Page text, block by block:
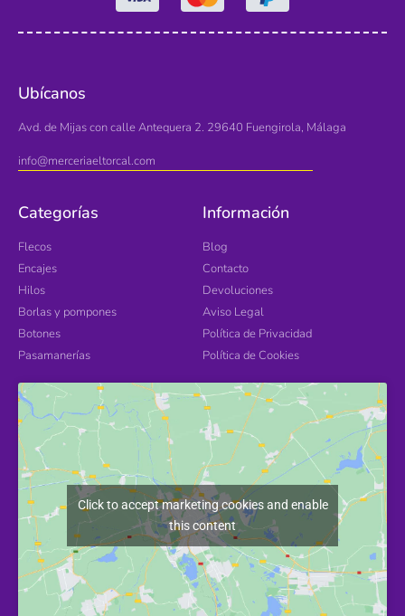
Ubícanos
Avd. de Mijas con calle Antequera 2. 29640 Fuengirola, Málaga
info@merceriaeltorcal.com
Categorías
Flecos
Encajes
Hilos
Borlas y pompones
Botones
Pasamanerías
Información
Blog
Contacto
Devoluciones
Aviso Legal
Política de Privacidad
Política de Cookies
Click to accept marketing cookies and enable
this content